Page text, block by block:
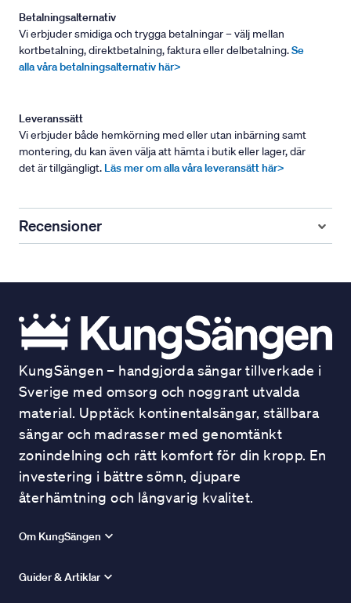
Betalningsalternativ
Vi erbjuder smidiga och trygga betalningar – välj mellan
kortbetalning, direktbetalning, faktura eller delbetalning.Se
alla våra betalningsalternativ här>
Leveranssätt
Vi erbjuder både hemkörning med eller utan inbärning samt
montering, du kan även välja att hämta i butik eller lager, där
det är tillgängligt. Läs mer om alla våra leveransätt här>
Recensioner
KungSängen – handgjorda sängar tillverkade i
Sverige med omsorg och noggrant utvalda
material. Upptäck kontinentalsängar, ställbara
sängar och madrasser med genomtänkt
zonindelning och rätt komfort för din kropp. En
investering i bättre sömn, djupare
återhämtning och långvarig kvalitet.
Om KungSängen
Guider & Artiklar